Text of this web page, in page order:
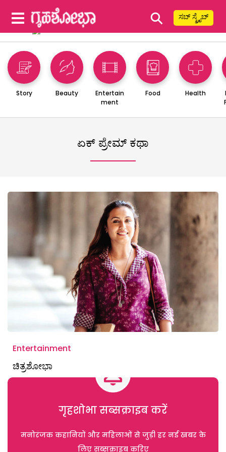
⚲ ಸಬ್ ಸ್ಕ್ರೈಬ್
Story Beauty
Entertain
ment
Food Health
ಏಕ್ ಪ್ರೇಮ್ ಕಥಾ
Entertainment
ಚಿತ್ರಶೋಭಾ
गृहशोभा सब्सक्राइब करें
मनोरंजक कहानियों और महिलाओं से जुड़ी हर नई खबर के
लिए सब्सक्राइब करिए